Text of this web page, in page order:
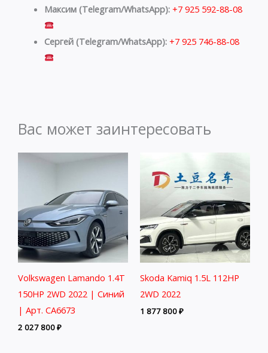
Максим (Telegram/WhatsApp): +7 925 592-88-08
Сергей (Telegram/WhatsApp): +7 925 746-88-08
Вас может заинтересовать
Volkswagen Lamando 1.4T
150HP 2WD 2022 | Синий
| Арт. CA6673
2 027 800₽
Skoda Kamiq 1.5L 112HP
2WD 2022
1 877 800₽